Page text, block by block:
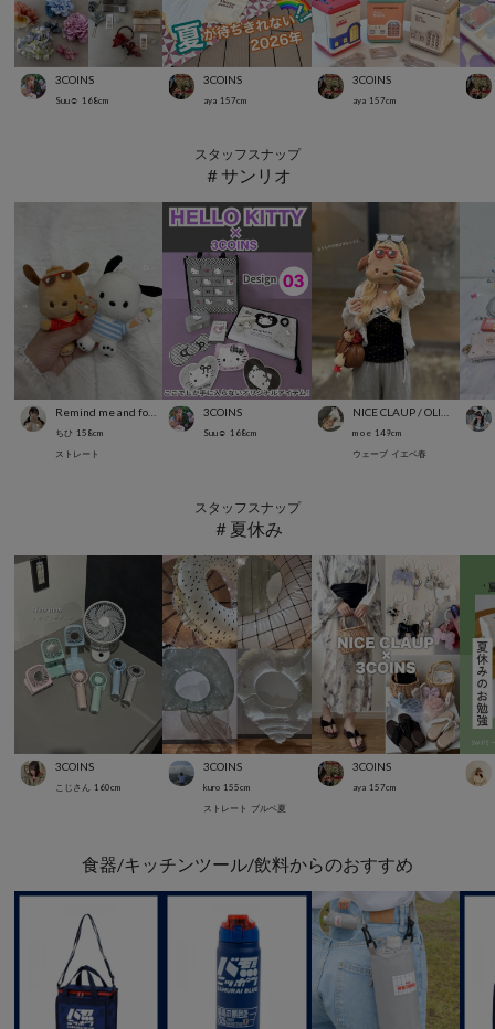
3COINS
Suu☺︎ 168cm
3COINS
aya 157cm
3COINS
aya 157cm
スタッフスナップ
＃サンリオ
ちひ 158cm
ストレート
3COINS
Suu☺︎ 168cm m o e 149cm
ウェーブ イエベ春
スタッフスナップ
＃夏休み
3COINS
こじさん 160cm
3COINS
kuro 155cm
ストレート ブルベ夏
3COINS
aya 157cm
食器/キッチンツール/飲料からのおすすめ